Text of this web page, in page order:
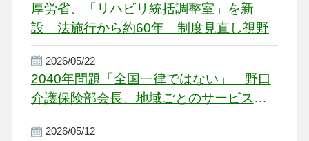
厚労省、「リハビリ統括調整室」を新
設 法施行から約60年 制度見直し視野
2026/05/22
2040年問題「全国一律ではない」 野口
介護保険部会長、地域ごとのサービス基
盤整備を促す
2026/05/12